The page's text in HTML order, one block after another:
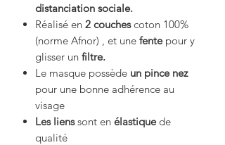
distanciation sociale.
Réalisé en 2 couchescoton 100%
(norme Afnor) , et une fentepour y
glisser un filtre.
Le masque possède un pince nez
pour une bonne adhérence au
visage
Les lienssont en élastiquede
qualité